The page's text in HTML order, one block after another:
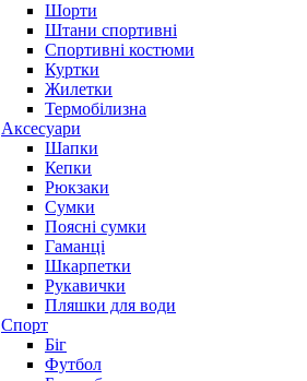
Шорти
Штани спортивні
Спортивні костюми
Куртки
Жилетки
Термобілизна
Аксесуари
Шапки
Кепки
Рюкзаки
Сумки
Поясні сумки
Гаманці
Шкарпетки
Рукавички
Пляшки для води
Спорт
Біг
Футбол